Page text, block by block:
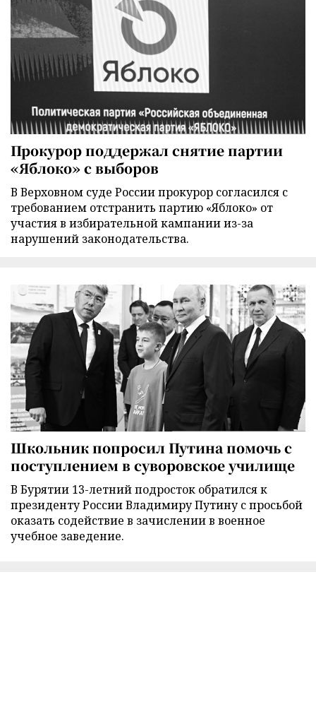
Прокурор поддержал снятие партии
«Яблоко» с выборов
В Верховном суде России прокурор согласился с
требованием отстранить партию «Яблоко» от
участия в избирательной кампании из-за
нарушений законодательства.
Школьник попросил Путина помочь с
поступлением в суворовское училище
В Бурятии 13-летний подросток обратился к
президенту России Владимиру Путину с просьбой
оказать содействие в зачислении в военное
учебное заведение.